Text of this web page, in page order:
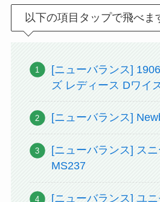
以下の項目タップで飛べま
[ニューバランス]
ズ レディース Dワイ
[ニューバランス]
[ニューバランス] ス
MS237
[ニューバランス] ユ